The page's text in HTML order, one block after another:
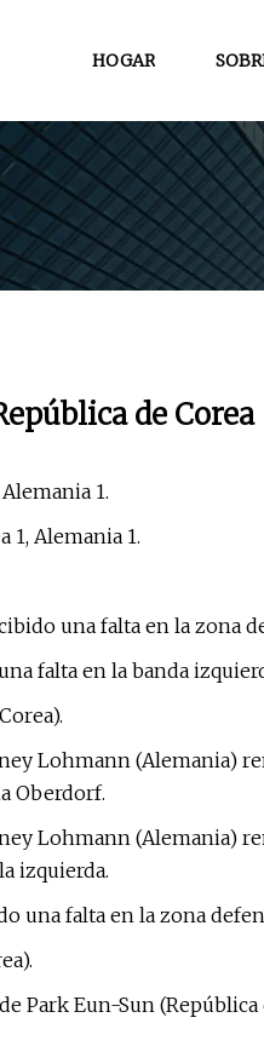
HOGAR
de Corea
1.
1, Alemania 1.
una falta en la zona
falta en la banda
Lohmann (Alemania)
Oberdorf.
Lohmann (Alemania)
izquierda.
una falta en la zona
Park Eun-Sun